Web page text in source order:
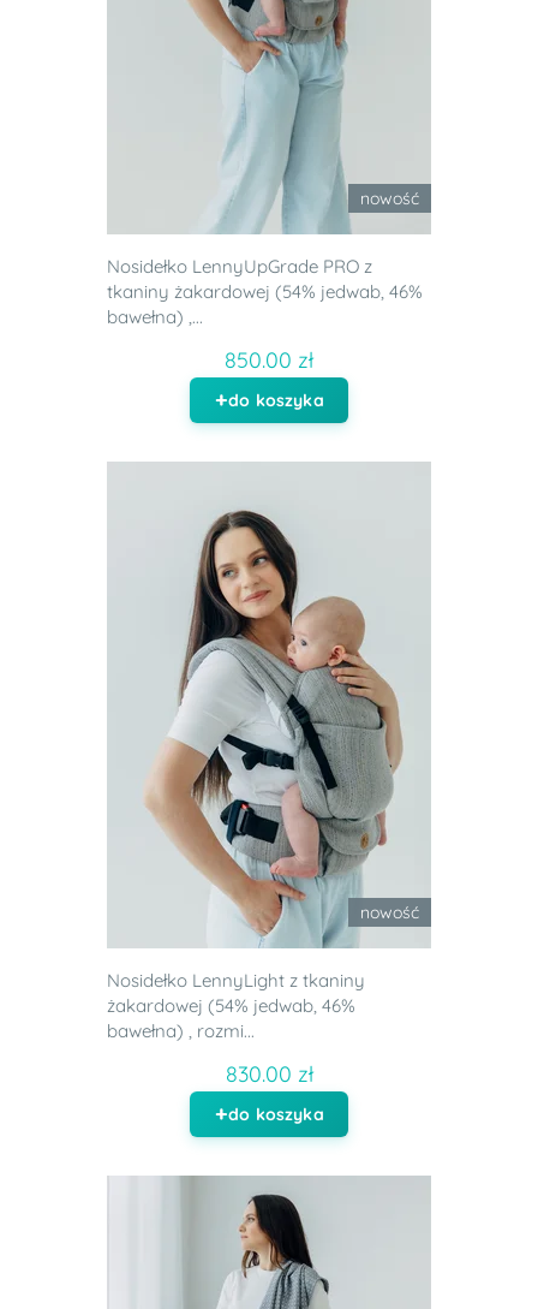
nowość
Nosidełko LennyUpGrade PRO z
tkaniny żakardowej (54% jedwab, 46%
bawełna) ,...
850.00 zł
do koszyka
nowość
Nosidełko LennyLight z tkaniny
żakardowej (54% jedwab, 46%
bawełna) , rozmi...
830.00 zł
do koszyka